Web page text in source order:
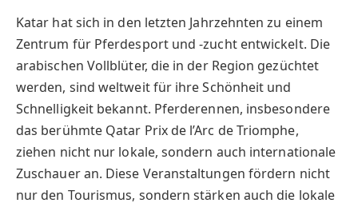
Katar hat sich in den letzten Jahrzehnten zu einem
Zentrum für Pferdesport und -zucht entwickelt. Die
arabischen Vollblüter, die in der Region gezüchtet
werden, sind weltweit für ihre Schönheit und
Schnelligkeit bekannt. Pferderennen, insbesondere
das berühmte Qatar Prix de l’Arc de Triomphe,
ziehen nicht nur lokale, sondern auch internationale
Zuschauer an. Diese Veranstaltungen fördern nicht
nur den Tourismus, sondern stärken auch die lokale